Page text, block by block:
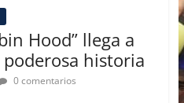
Hood” llega a
historia
0 comentarios